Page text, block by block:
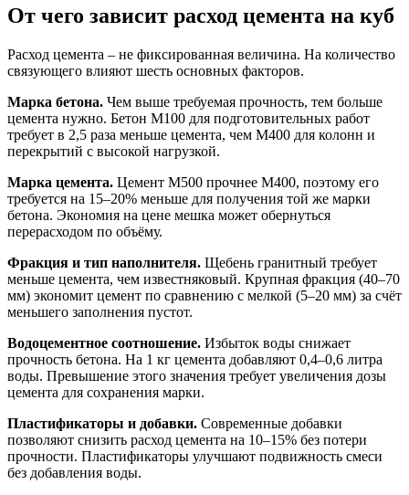
От чего зависит расход цемента на куб
Расход цемента – не фиксированная величина. На количество
связующего влияют шесть основных факторов.
Марка бетона. Чем выше требуемая прочность, тем больше
цемента нужно. Бетон М100 для подготовительных работ
требует в 2,5 раза меньше цемента, чем М400 для колонн и
перекрытий с высокой нагрузкой.
Марка цемента. Цемент М500 прочнее М400, поэтому его
требуется на 15–20% меньше для получения той же марки
бетона. Экономия на цене мешка может обернуться
перерасходом по объёму.
Фракция и тип наполнителя. Щебень гранитный требует
меньше цемента, чем известняковый. Крупная фракция (40–70
мм) экономит цемент по сравнению с мелкой (5–20 мм) за счёт
меньшего заполнения пустот.
Водоцементное соотношение. Избыток воды снижает
прочность бетона. На 1 кг цемента добавляют 0,4–0,6 литра
воды. Превышение этого значения требует увеличения дозы
цемента для сохранения марки.
Пластификаторы и добавки. Современные добавки
позволяют снизить расход цемента на 10–15% без потери
прочности. Пластификаторы улучшают подвижность смеси
без добавления воды.